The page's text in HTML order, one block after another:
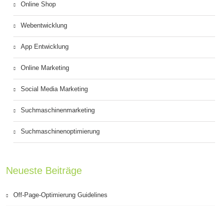
Online Shop
Webentwicklung
App Entwicklung
Online Marketing
Social Media Marketing
Suchmaschinenmarketing
Suchmaschinenoptimierung
Neueste Beiträge
Off-Page-Optimierung Guidelines